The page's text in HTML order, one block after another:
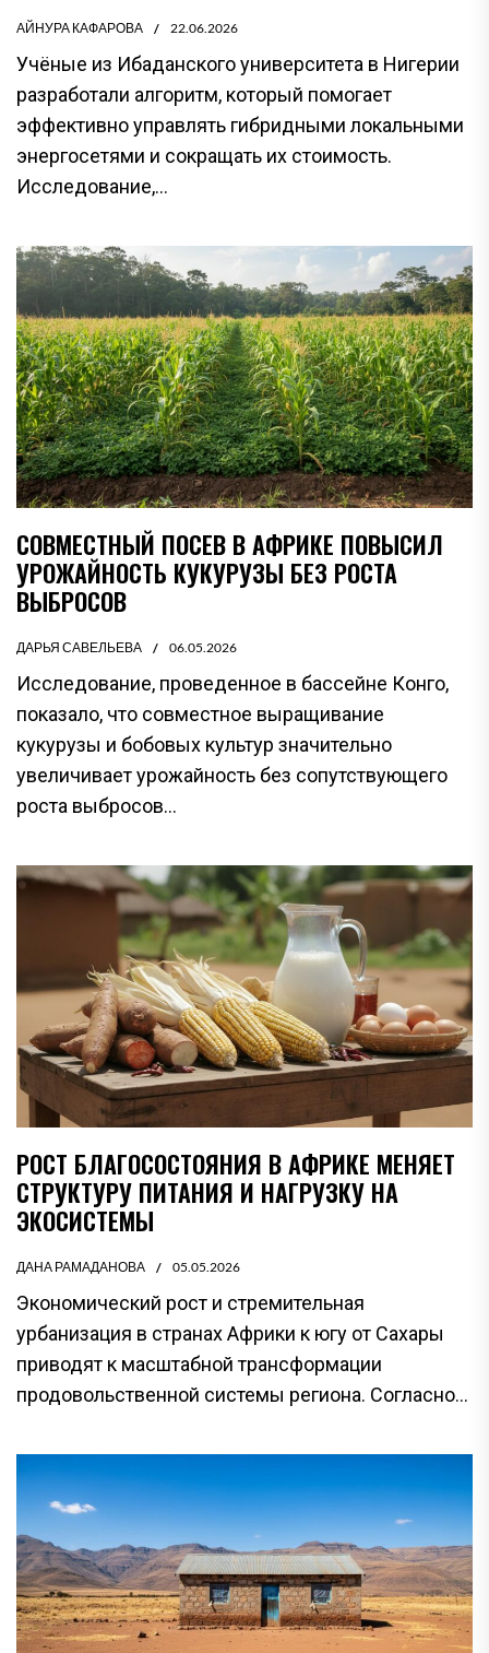
АЙНУРА КАФАРОВА 22.06.2026
Учёные из Ибаданского университета в Нигерии
разработали алгоритм, который помогает
эффективно управлять гибридными локальными
энергосетями и сокращать их стоимость.
Исследование,...
СОВМЕСТНЫЙ ПОСЕВ В АФРИКЕ ПОВЫСИЛ
УРОЖАЙНОСТЬ КУКУРУЗЫ БЕЗ РОСТА
ВЫБРОСОВ
ДАРЬЯ САВЕЛЬЕВА 06.05.2026
Исследование, проведенное в бассейне Конго,
показало, что совместное выращивание
кукурузы и бобовых культур значительно
увеличивает урожайность без сопутствующего
роста выбросов...
РОСТ БЛАГОСОСТОЯНИЯ В АФРИКЕ МЕНЯЕТ
СТРУКТУРУ ПИТАНИЯ И НАГРУЗКУ НА
ЭКОСИСТЕМЫ
ДАНА РАМАДАНОВА 05.05.2026
Экономический рост и стремительная
урбанизация в странах Африки к югу от Сахары
приводят к масштабной трансформации
продовольственной системы региона. Согласно...